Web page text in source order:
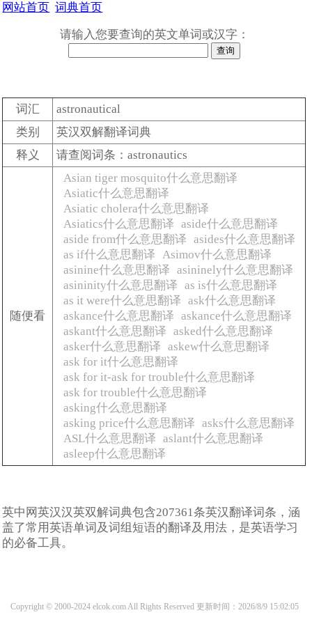
网站首页 词典首页
请输入您要查询的英文单词或汉字：
词汇
astronautical
类别
英汉双解翻译词典
释义
请查阅词条：astronautics
随便看
Asian tiger mosquito什么意思翻译
Asiatic什么意思翻译
Asiatic cholera什么意思翻译
Asiatics什么意思翻译 aside什么意思翻译
aside from什么意思翻译 asides什么意思翻译
as if什么意思翻译 Asimov什么意思翻译
asinine什么意思翻译 asininely什么意思翻译
asininity什么意思翻译 as is什么意思翻译
as it were什么意思翻译 ask什么意思翻译
askance什么意思翻译 askance什么意思翻译
askant什么意思翻译 asked什么意思翻译
asker什么意思翻译 askew什么意思翻译
ask for it什么意思翻译
ask for it-ask for trouble什么意思翻译
ask for trouble什么意思翻译
asking什么意思翻译
asking price什么意思翻译 asks什么意思翻译
ASL什么意思翻译 aslant什么意思翻译
asleep什么意思翻译
英中网英汉汉英双解词典包含207361条英汉翻译词条，涵
盖了常用英语单词及词组短语的翻译及用法，是英语学习
的必备工具。
Copyright © 2000-2024 elcok.com All Rights Reserved 更新时间：2026/8/9 15:02:05